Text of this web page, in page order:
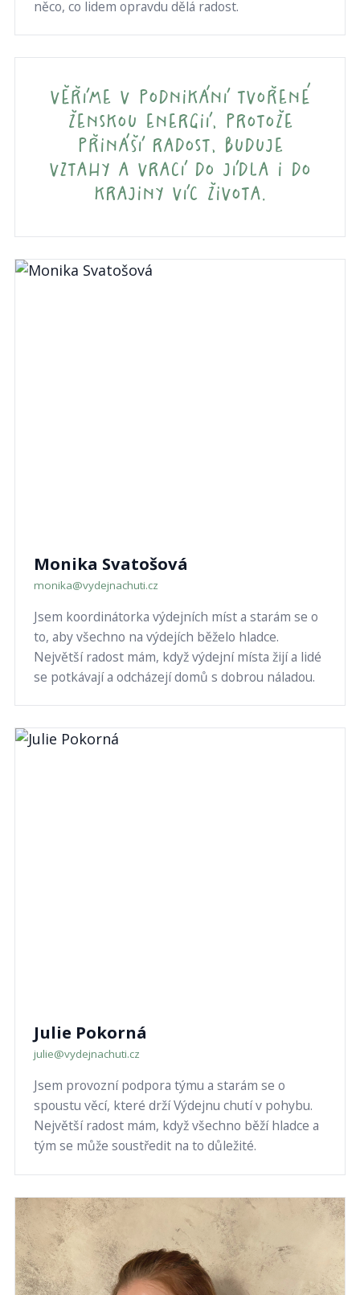
něco, co lidem opravdu dělá radost.
věříme v podnikání tvořené
ženskou energií, protože
přináší radost, buduje
vztahy a vrací do jídla i do
krajiny víc života.
Monika Svatošová
monika@vydejnachuti.cz
Jsem koordinátorka výdejních míst a starám se o
to, aby všechno na výdejích běželo hladce.
Největší radost mám, když výdejní místa žijí a lidé
se potkávají a odcházejí domů s dobrou náladou.
Julie Pokorná
julie@vydejnachuti.cz
Jsem provozní podpora týmu a starám se o
spoustu věcí, které drží Výdejnu chutí v pohybu.
Největší radost mám, když všechno běží hladce a
tým se může soustředit na to důležité.